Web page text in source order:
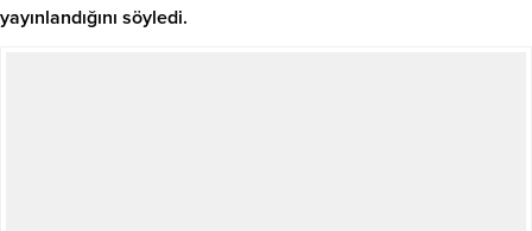
yayınlandığını söyledi.